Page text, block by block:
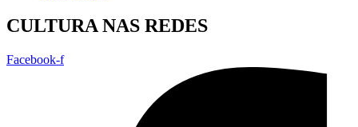
CULTURA NAS REDES
Facebook-f